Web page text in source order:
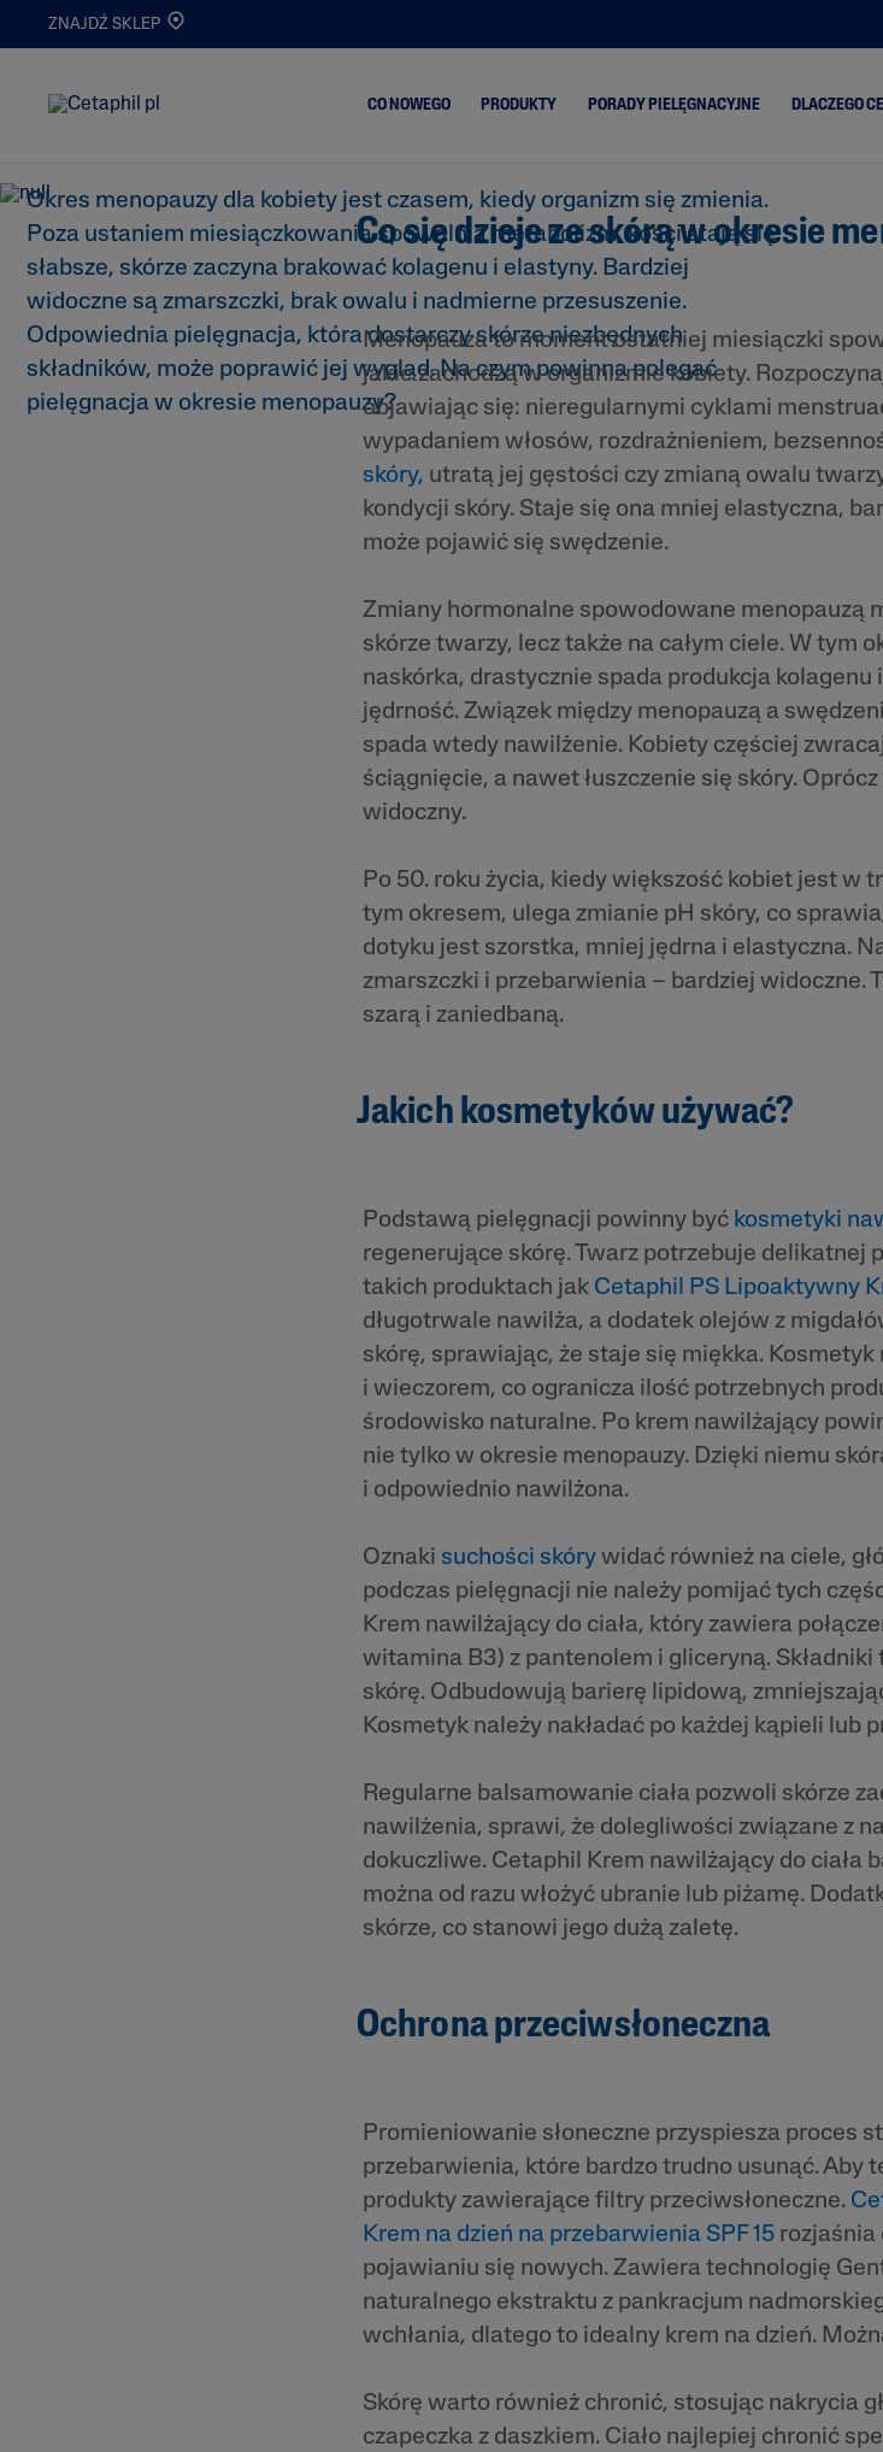
ZNAJDŹ SKLEP
CO NOWEGO PRODUKTY
Oczyszczanie
Nawilżanie
Serum
Nowości
Trądzik i Wypryski
Skóra Matowa i
Odwodniona
Oczyszczanie i
Demakijaż
Atopowe Zapalenie
Skóry
Skóra
Przetłuszczająca się
Skóra Podrażniona i
Popękana
Zaczerwienienia i
Skóra Szorstka i
Łuszcząca się
Skóra Sucha
Skóra Mieszana
Skóra Normalna
Skóra
Przetłuszczająca się
Classic
PRO
Control
Gentle
PORADY PIELĘGNACYJNE DLACZEGO
Jak powinna wyglądać pielęgnacja
skóry w okresie menopauzy?
Okres menopauzy dla kobiety jest czasem, kiedy organizm się zmienia.
Poza ustaniem miesiączkowania spowalnia metabolizm, kości stają się
słabsze, skórze zaczyna brakować kolagenu i elastyny. Bardziej
widoczne są zmarszczki, brak owalu i nadmierne przesuszenie.
Odpowiednia pielęgnacja, która dostarczy skórze niezbędnych
składników, może poprawić jej wygląd. Na czym powinna polegać
pielęgnacja w okresie menopauzy?
Co się dzieje ze skórą w okresie
Menopauza to moment ostatniej miesiączki
jakie zachodzą w organizmie kobiety.
objawiając się: nieregularnymi cyklami
wypadaniem włosów, rozdrażnieniem,
skóry, utratą jej gęstości czy zmianą owalu
kondycji skóry. Staje się ona mniej elastyczna,
może pojawić się swędzenie.
Zmiany hormonalne spowodowane menopauzą
skórze twarzy, lecz także na całym ciele. W tym
naskórka, drastycznie spada produkcja
jędrność. Związek między menopauzą a
spada wtedy nawilżenie. Kobiety częściej
ściągnięcie, a nawet łuszczenie się skóry.
widoczny.
Po 50. roku życia, kiedy większość kobiet jest w
tym okresem, ulega zmianie pH skóry, co
dotyku jest szorstka, mniej jędrna i elastyczna.
zmarszczki i przebarwienia – bardziej widoczne.
szarą i zaniedbaną.
Jakich kosmetyków używać?
Podstawą pielęgnacji powinny być kosmetyki
regenerujące skórę. Twarz potrzebuje delikatnej
takich produktach jak Cetaphil PS Lipoaktywny
długotrwale nawilża, a dodatek olejów z
skórę, sprawiając, że staje się miękka.
i wieczorem, co ogranicza ilość potrzebnych
środowisko naturalne. Po krem nawilżający
nie tylko w okresie menopauzy. Dzięki niemu
i odpowiednio nawilżona.
Oznaki suchości skóry widać również na ciele,
podczas pielęgnacji nie należy pomijać tych
Krem nawilżający do ciała, który zawiera
witamina B3) z pantenolem i gliceryną.
skórę. Odbudowują barierę lipidową,
Kosmetyk należy nakładać po każdej kąpieli lub
Regularne balsamowanie ciała pozwoli skórze
nawilżenia, sprawi, że dolegliwości związane z
dokuczliwe. Cetaphil Krem nawilżający do ciała
można od razu włożyć ubranie lub piżamę.
skórze, co stanowi jego dużą zaletę.
Ochrona przeciwsłoneczna
Promieniowanie słoneczne przyspiesza proces
przebarwienia, które bardzo trudno usunąć. Aby
produkty zawierające filtry przeciwsłoneczne.
Krem na dzień na przebarwienia SPF 15 rozjaśnia
pojawianiu się nowych. Zawiera technologię
naturalnego ekstraktu z pankracjum
wchłania, dlatego to idealny krem na dzień.
Skórę warto również chronić, stosując nakrycia
czapeczka z daszkiem. Ciało najlepiej chronić